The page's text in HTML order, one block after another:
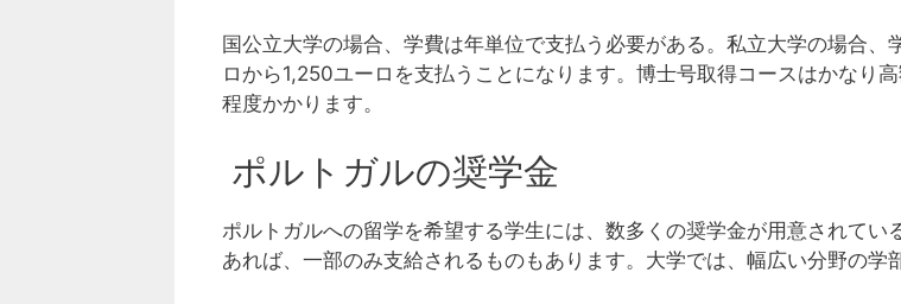
国公立大学の場合、学費は年単位で支払う必要がある。私立大学の場合
ロから1,250ユーロを支払うことになります。博士号取得コースはかなり
程度かかります。
ポルトガルの奨学金
ポルトガルへの留学を希望する学生には、数多くの奨学金が用意されて
あれば、一部のみ支給されるものもあります。大学では、幅広い分野の学